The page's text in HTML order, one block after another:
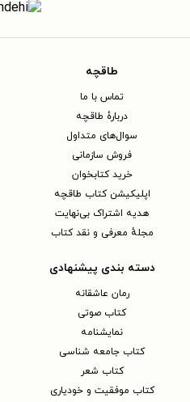
طاقچه
تماس با ما
دربارهٔ طاقچه
سوال‌های متداول
فروش سازمانی
خرید کتابخوان
اپلیکیشن کتاب طاقچه
هدیه اشتراک بی‌نهایت
مجلهٔ معرفی و نقد کتاب
دسته بندی پیشنهادی
رمان عاشقانه
کتاب‌ صوتی
نمایشنامه
کتاب جامعه شناسی
کتاب شعر
کتاب موفقیت و خودیاری